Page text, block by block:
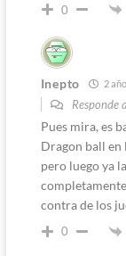
0
Inepto 2
Responde a
Pues mira, es
Dragon ball en
pero luego ya
contra de los
0